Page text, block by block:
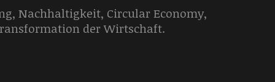
Nachhaltigkeit, Circular Economy,
der Wirtschaft.